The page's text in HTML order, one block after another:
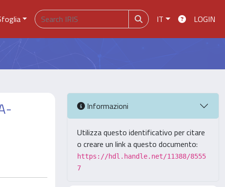
IT LOGIN
Informazioni
Utilizza questo identificativo per citare
o creare un link a questo documento:
https://hdl.handle.net/11388/8555
7